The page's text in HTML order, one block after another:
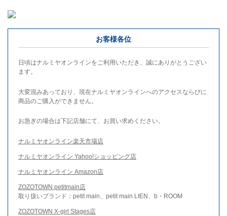
お客様各位
日頃はナルミヤオンラインをご利用いただき、誠にありがとうござい
ます。
大変混みあっており、現在ナルミヤオンラインへのアクセスならびに
商品のご購入ができません。
お急ぎの場合は下記店舗にて、お買い求めください。
ナルミヤオンライン楽天市場店
ナルミヤオンライン Yahoo!ショッピング店
ナルミヤオンライン Amazon店
ZOZOTOWN petitmain店
取り扱いブランド：petit main、petit main LIEN、b・ROOM
ZOZOTOWN X-girl Stages店